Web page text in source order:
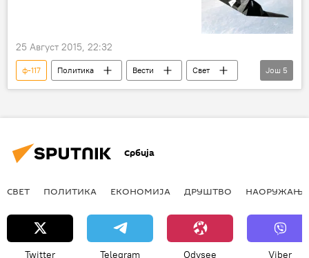
25 Август 2015, 22:32
ф-117 Политика Вести
Свет
Буђановци
НАТО
Војска САД
Још 5
Србија
СВЕТ ПОЛИТИКА ЕКОНОМИЈА ДРУШТВО НАОРУЖАЊЕ
Twitter Telegram Odysee Viber